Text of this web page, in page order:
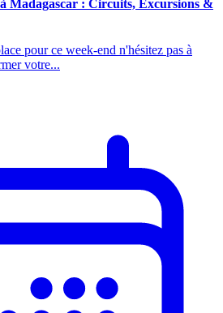
Madagascar : Circuits, Excursions &
pour ce week-end n'hésitez pas à
votre...